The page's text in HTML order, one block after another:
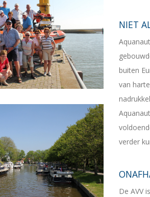
NIET
buiten
van
verder
De AVV